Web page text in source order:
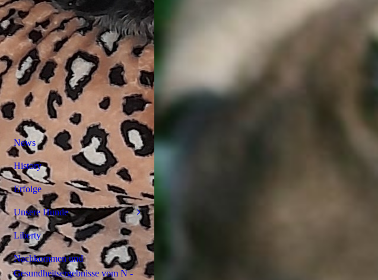
News
History
Erfolge
Unsere Hunde
Liberty
Nachkommen und
Gesundheitsergebnisse vom N -